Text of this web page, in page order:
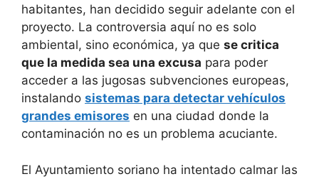
habitantes, han decidido seguir adelante con el
proyecto. La controversia aquí no es solo
ambiental, sino económica, ya que se critica
que la medida sea una excusa para poder
acceder a las jugosas subvenciones europeas,
instalando sistemas para detectar vehículos
grandes emisores en una ciudad donde la
contaminación no es un problema acuciante.
El Ayuntamiento soriano ha intentado calmar las